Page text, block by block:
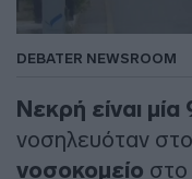
DEBATER NEWSROOM
Νεκρή είναι
νοσηλευόταν στο
νοσοκομείο